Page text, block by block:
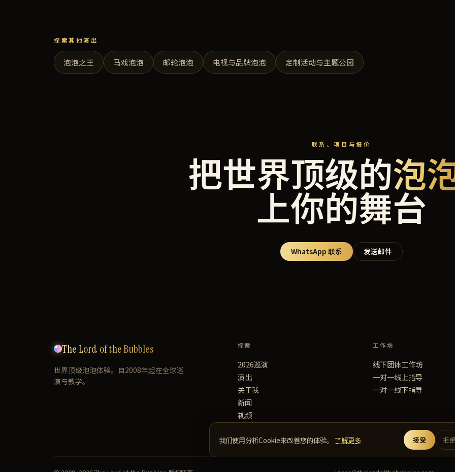
探索其他演出
泡泡之王 马戏泡泡 邮轮泡泡 电视与品牌泡泡 定制活动与主题公园
联系、项目与报价
把世界顶级的泡
上你的舞台
WhatsApp 联系 发送邮件
The Lord of the Bubbles
世界顶级泡泡体验。自2008年起在全球巡
演与教学。
探索
2026巡演
演出
关于我
新闻
视频
工作坊
线下团体工作坊
一对一线上指导
一对一线下指导
我们使用分析Cookie来改善您的体验。 了解更多 接受 拒